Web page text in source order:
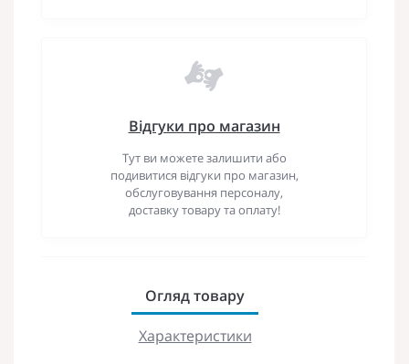
Відгуки про магазин
Тут ви можете залишити або
подивитися відгуки про магазин,
обслуговування персоналу,
доставку товару та оплату!
Огляд товару
Характеристики